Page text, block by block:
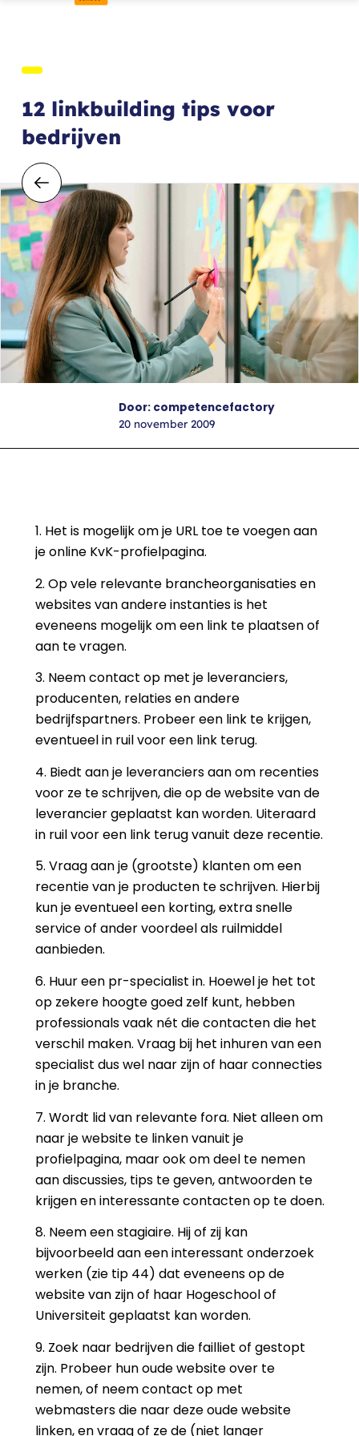
12 linkbuilding tips voor
bedrijven
Door: competencefactory
20 november 2009
1. Het is mogelijk om je URL toe te voegen aan
je online KvK-profielpagina.
2. Op vele relevante brancheorganisaties en
websites van andere instanties is het
eveneens mogelijk om een link te plaatsen of
aan te vragen.
3. Neem contact op met je leveranciers,
producenten, relaties en andere
bedrijfspartners. Probeer een link te krijgen,
eventueel in ruil voor een link terug.
4. Biedt aan je leveranciers aan om recenties
voor ze te schrijven, die op de website van de
leverancier geplaatst kan worden. Uiteraard
in ruil voor een link terug vanuit deze recentie.
5. Vraag aan je (grootste) klanten om een
recentie van je producten te schrijven. Hierbij
kun je eventueel een korting, extra snelle
service of ander voordeel als ruilmiddel
aanbieden.
6. Huur een pr-specialist in. Hoewel je het tot
op zekere hoogte goed zelf kunt, hebben
professionals vaak nét die contacten die het
verschil maken. Vraag bij het inhuren van een
specialist dus wel naar zijn of haar connecties
in je branche.
7. Wordt lid van relevante fora. Niet alleen om
naar je website te linken vanuit je
profielpagina, maar ook om deel te nemen
aan discussies, tips te geven, antwoorden te
krijgen en interessante contacten op te doen.
8. Neem een stagiaire. Hij of zij kan
bijvoorbeeld aan een interessant onderzoek
werken (zie tip 44) dat eveneens op de
website van zijn of haar Hogeschool of
Universiteit geplaatst kan worden.
9. Zoek naar bedrijven die failliet of gestopt
zijn. Probeer hun oude website over te
nemen, of neem contact op met
webmasters die naar deze oude website
linken, en vraag of ze de (niet langer